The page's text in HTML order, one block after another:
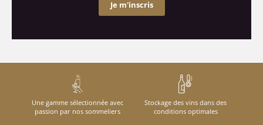
Je m'inscris
Une gamme sélectionnée avec
passion par nos sommeliers
Stockage des vins dans des
conditions optimales